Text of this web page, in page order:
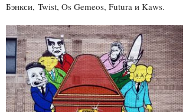
Бэнкси, Twist, Os Gemeos, Futura и Kaws.